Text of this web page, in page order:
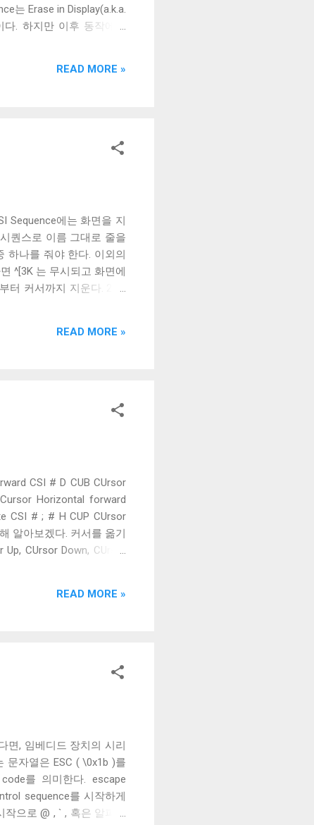
는 Erase in Display(a.k.a.
다. 하지만 이후 동작에서
3 J 는 xterm 이 도입한
에서 E3라고 이름붙인 뒤
전해져오며 E3도 구현되
READ MORE »
Sequence에는 화면을 지
퀀스로 이름 그대로 줄을
하나를 줘야 한다. 이외의
^[3K 는 무시되고 화면에
터 커서까지 지운다. 2 커
ED라고 불리는 Erase in
의 값에 따라 화면의 어디
시퀀스는 아니다. 그 시절
READ MORE »
CSI # D CUB CUrsor
Horizontal forward
CSI # ; # H CUP CUrsor
알아보겠다. 커서를 옮기
Up, CUrsor Down, CUrsor
내에서만 움직이며 줄의
이지 않는다. 이런 동작을
READ MORE »
면, 임베디드 장치의 시리
문자열은 ESC ( \0x1b )를
를 의미한다. escape
sequence를 시작하게
으로 @ , ` , 혹은 알파뱃